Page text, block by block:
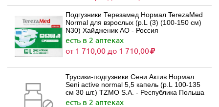
Подгузники Терезамед Нормал TerezaMed
Normal для взрослых (р.L (3) (100-150 см)
N30) Хайдженик АО - Россия
есть в 2 аптеках
от 1 710,00 до 1 710,00
Трусики-подгузники Сени Актив Нормал
Seni active normal 5,5 капель (р.L 100-135
см 30 шт.) TZMO S.A. - Республика Польша
есть в 2 аптеках